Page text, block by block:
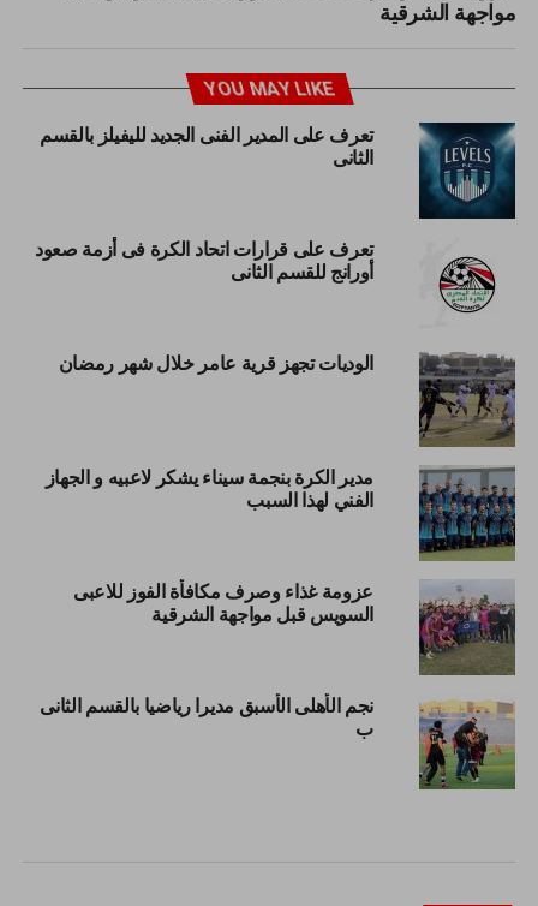
مواجهة الشرقية
YOU MAY LIKE
تعرف على المدير الفنى الجديد لليفيلز بالقسم
الثانى
تعرف على قرارات اتحاد الكرة فى أزمة صعود
أورانج للقسم الثانى
الوديات تجهز قرية عامر خلال شهر رمضان
مدير الكرة بنجمة سيناء يشكر لاعبيه و الجهاز
الفني لهذا السبب
عزومة غذاء وصرف مكافأة الفوز للاعبى
السويس قبل مواجهة الشرقية
نجم الأهلى الأسبق مديرا رياضيا بالقسم الثانى
ب